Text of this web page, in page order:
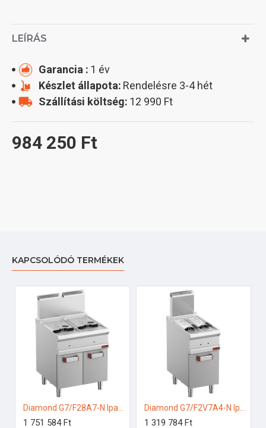
LEÍRÁS
984 250 Ft
Garancia : 1 év
Készlet állapota: Rendelésre 3-4 hét
Szállítási költség: 12 990 Ft
KAPCSOLÓDÓ TERMÉKEK
1 751 584 Ft 1 319 784 Ft